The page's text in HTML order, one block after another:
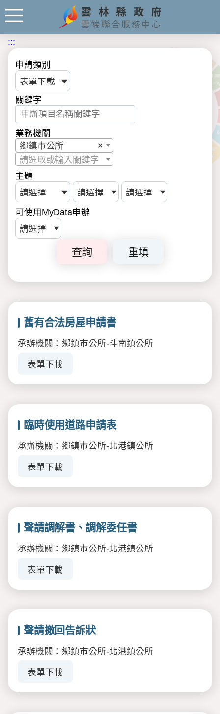
:::
申請類別
關鍵字
業務機關
×
鄉鎮市公所
請選取或輸入關鍵字
主題
可使用MyData申辦
查詢 重填
舊有合法房屋申請書
承辦機關：鄉鎮市公所-斗南鎮公所
表單下載
臨時使用道路申請表
承辦機關：鄉鎮市公所-北港鎮公所
表單下載
聲請調解書、調解委任書
承辦機關：鄉鎮市公所-北港鎮公所
表單下載
聲請撤回告訴狀
承辦機關：鄉鎮市公所-北港鎮公所
表單下載